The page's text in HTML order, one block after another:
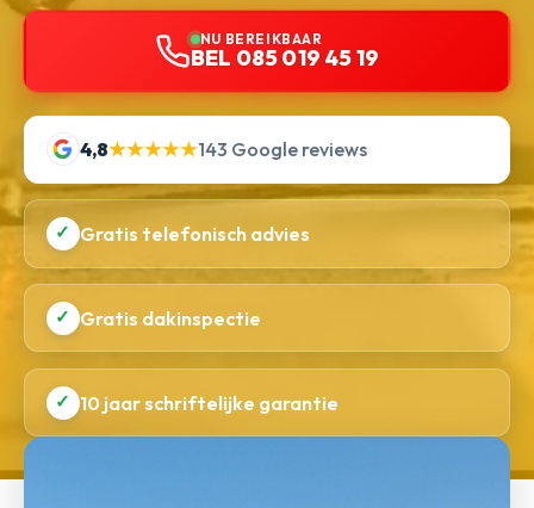
NU BEREIKBAAR
BEL 085 019 45 19
4,8★★★★★143 Google reviews
✓ Gratis telefonisch advies
✓ Gratis dakinspectie
✓ 10 jaar schriftelijke garantie